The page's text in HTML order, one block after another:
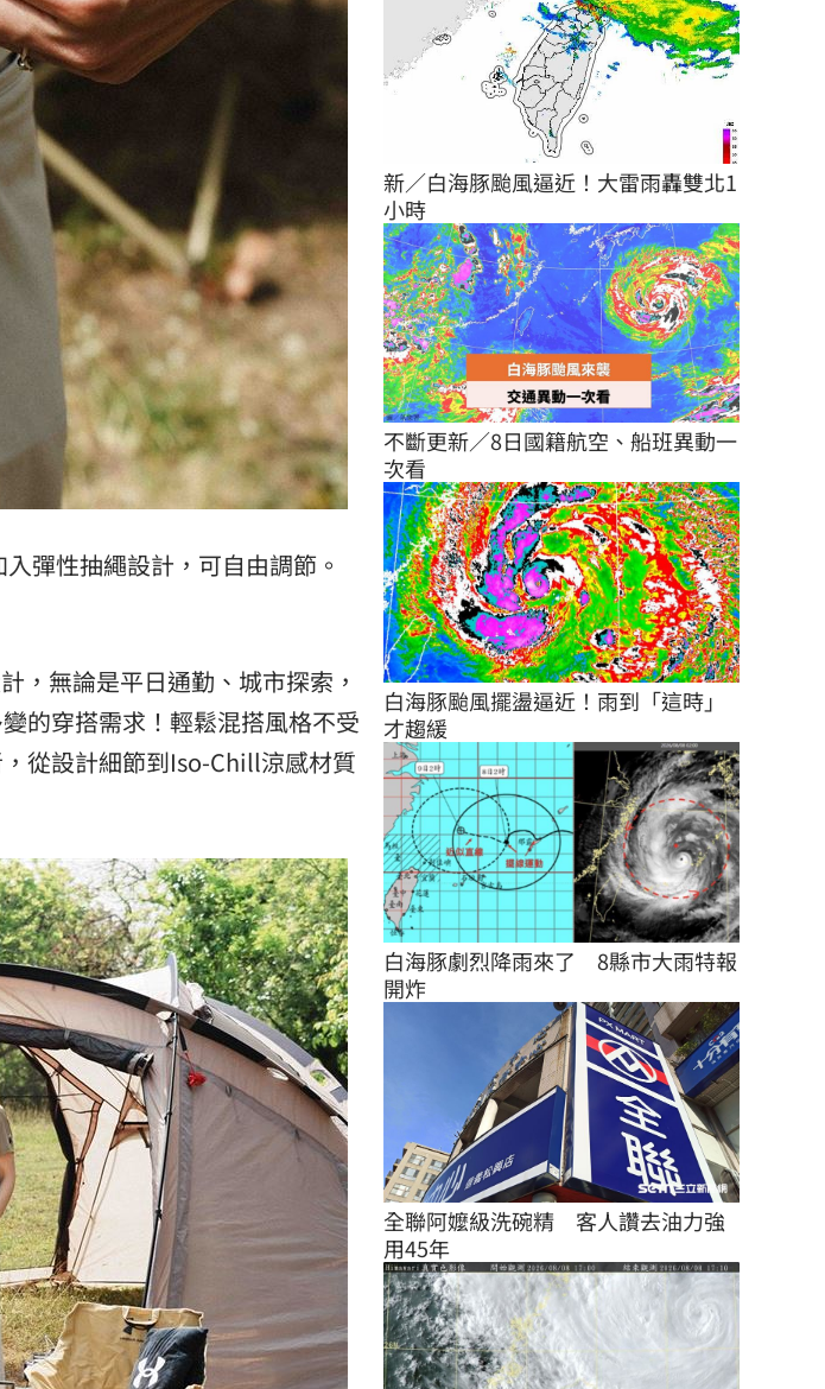
彈性抽繩設計，可自由調節。
，無論是平日通勤、城市探索，
的穿搭需求！輕鬆混搭風格不受
從設計細節到Iso-Chill涼感材質
新／白海豚颱風逼近！大雷雨轟雙北1
小時
不斷更新／8日國籍航空、船班異動一
次看
白海豚颱風擺盪逼近！雨到「這時」
才趨緩
白海豚劇烈降雨來了　8縣市大雨特報
開炸
全聯阿嬤級洗碗精　客人讚去油力強
用45年